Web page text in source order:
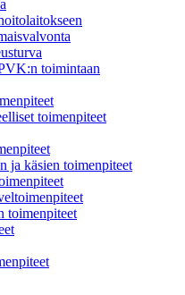
toimintaan
toimenpiteet
ja käsien toimenpiteet
toimenpiteet